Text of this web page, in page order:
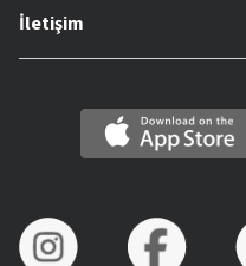
İletişim